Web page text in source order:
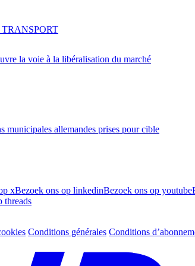
la voie à la libéralisation du marché
municipales allemandes prises pour cible
xBezoek ons op linkedinBezoek ons op youtube
threads
Conditions générales Conditions